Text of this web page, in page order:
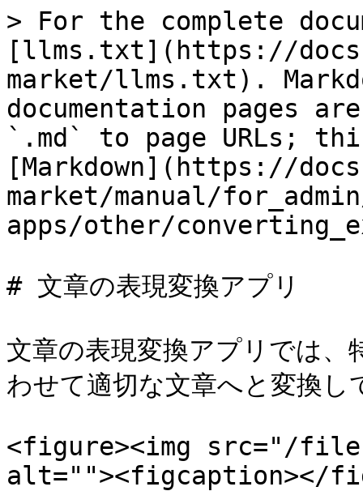
> For the complete
[llms.txt](https://
market/llms.txt).
documentation pages
`.md` to page URLs;
[Markdown](https://
market/manual/
apps/other/
# 文章の表現変換アプリ
文章の表現変換アプリでは、
わせて適切な文章へと変換し
<figure><img src="/files/
alt=""><figcaption></